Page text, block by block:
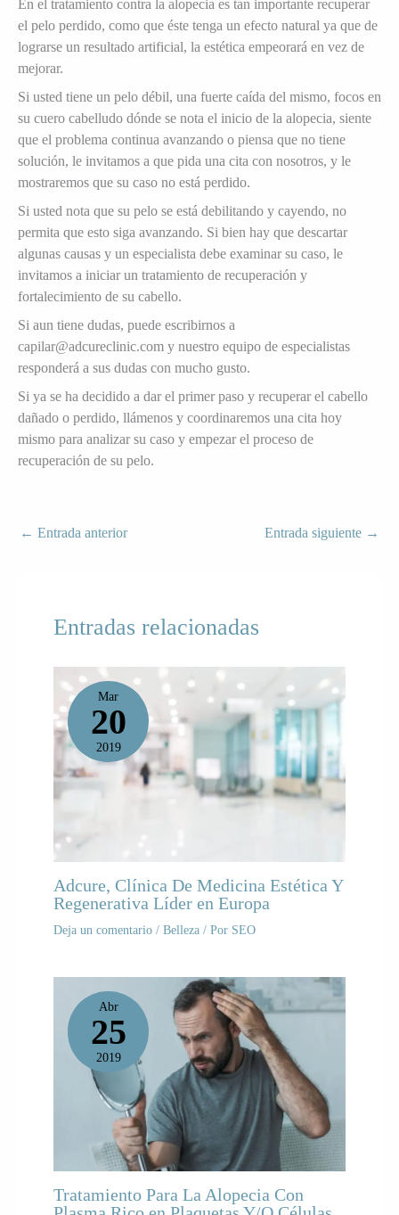
En el tratamiento contra la alopecia es tan importante recuperar
el pelo perdido, como que éste tenga un efecto natural ya que de
lograrse un resultado artificial, la estética empeorará en vez de
mejorar.
Si usted tiene un pelo débil, una fuerte caída del mismo, focos en
su cuero cabelludo dónde se nota el inicio de la alopecia, siente
que el problema continua avanzando o piensa que no tiene
solución, le invitamos a que pida una cita con nosotros, y le
mostraremos que su caso no está perdido.
Si usted nota que su pelo se está debilitando y cayendo, no
permita que esto siga avanzando. Si bien hay que descartar
algunas causas y un especialista debe examinar su caso, le
invitamos a iniciar un tratamiento de recuperación y
fortalecimiento de su cabello.
Si aun tiene dudas, puede escribirnos a
capilar@adcureclinic.com y nuestro equipo de especialistas
responderá a sus dudas con mucho gusto.
Si ya se ha decidido a dar el primer paso y recuperar el cabello
dañado o perdido, llámenos y coordinaremos una cita hoy
mismo para analizar su caso y empezar el proceso de
recuperación de su pelo.
← Entrada anterior Entrada siguiente →
Entradas relacionadas
Mar
20
2019
Adcure, Clínica De Medicina Estética Y
Regenerativa Líder en Europa
Deja un comentario / Belleza / Por SEO
Abr
25
2019
Tratamiento Para La Alopecia Con